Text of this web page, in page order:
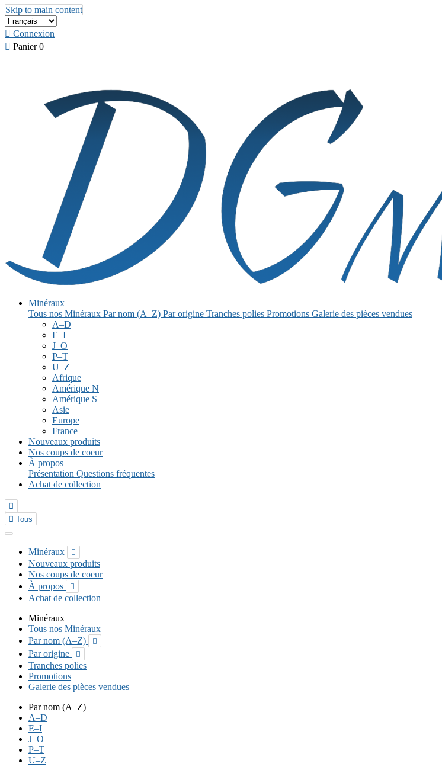
Skip to main content
 Connexion
 Panier 0
Minéraux
Tous nos Minéraux Par nom (A–Z) Par origine Tranches polies Promotions Galerie des pièces vendues
A–D
E–I
J–O
P–T
U–Z
Afrique
Amérique N
Amérique S
Asie
Europe
France
Nouveaux produits
Nos coups de coeur
À propos
Présentation Questions fréquentes
Achat de collection

 Tous
Minéraux 
Nouveaux produits
Nos coups de coeur
À propos

Achat de collection
Minéraux
Tous nos Minéraux
Par nom (A–Z)

Par origine 
Tranches polies
Promotions
Galerie des pièces vendues
Par nom (A–Z)
A–D
E–I
J–O
P–T
U–Z